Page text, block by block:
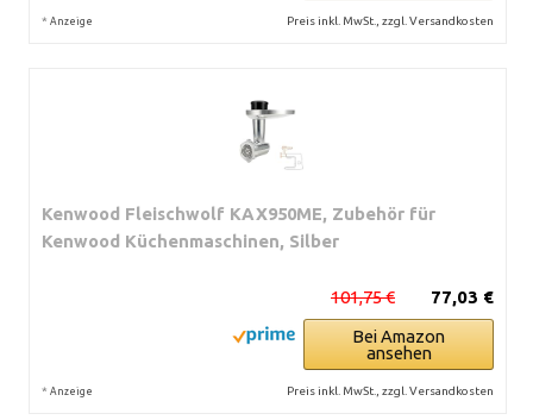
* Anzeige Preis inkl. MwSt., zzgl. Versandkosten
Kenwood Fleischwolf KAX950ME, Zubehör für
Kenwood Küchenmaschinen, Silber
77,03 €
101,75 €
Bei Amazon
ansehen
* Anzeige Preis inkl. MwSt., zzgl. Versandkosten